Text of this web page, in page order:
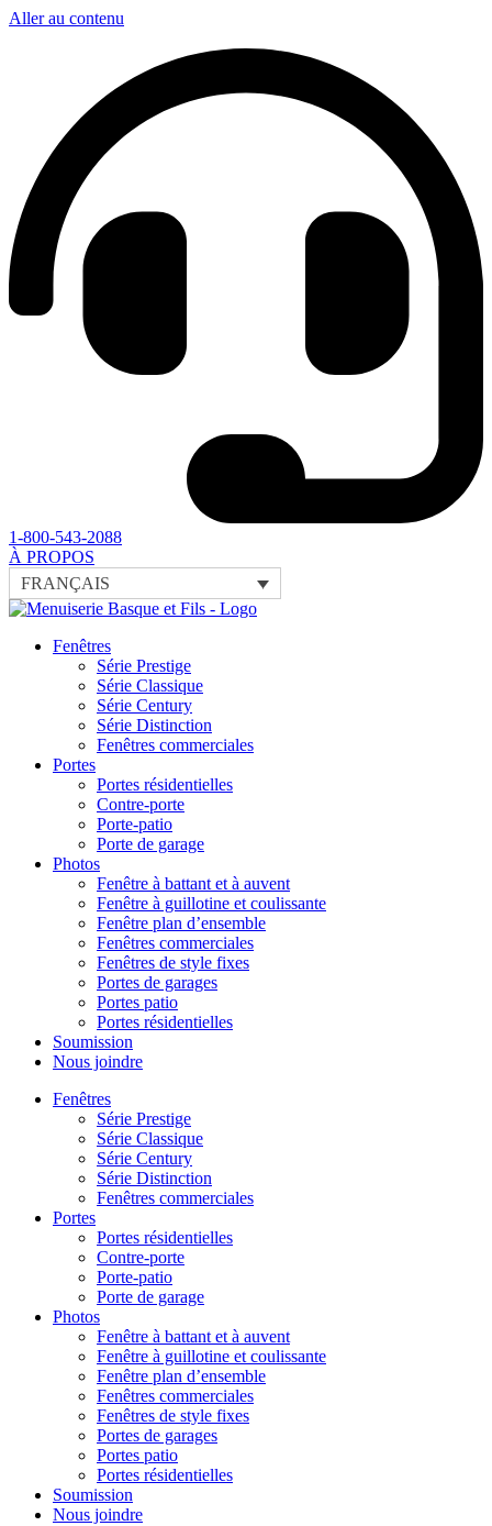
Aller au contenu
1-800-543-2088
À PROPOS
FRANÇAIS
Fenêtres
Série Prestige
Série Classique
Série Century
Série Distinction
Fenêtres commerciales
Portes
Portes résidentielles
Contre-porte
Porte-patio
Porte de garage
Photos
Fenêtre à battant et à auvent
Fenêtre à guillotine et coulissante
Fenêtre plan d’ensemble
Fenêtres commerciales
Fenêtres de style fixes
Portes de garages
Portes patio
Portes résidentielles
Soumission
Nous joindre
Fenêtres
Série Prestige
Série Classique
Série Century
Série Distinction
Fenêtres commerciales
Portes
Portes résidentielles
Contre-porte
Porte-patio
Porte de garage
Photos
Fenêtre à battant et à auvent
Fenêtre à guillotine et coulissante
Fenêtre plan d’ensemble
Fenêtres commerciales
Fenêtres de style fixes
Portes de garages
Portes patio
Portes résidentielles
Soumission
Nous joindre